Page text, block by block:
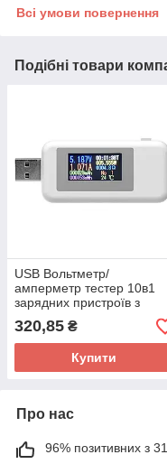
Всі умови повернення
Подібні товари
USB Вольтметр/
амперметр тестер 10в1
зарядних пристроїв з
кольоровим РК
320,85 ₴
Купити
Про нас
96% позитивних з